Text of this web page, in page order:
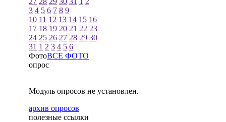
3 4 5 6 7 8 9
10 11 12 13 14 15 16
17 18 19 20 21 22 23
24 25 26 27 28 29 30
31 1 2 3 4 5 6
ФотоВСЕ ФОТО
опрос
Модуль опросов не установлен.
архив опросов
полезные ссылки